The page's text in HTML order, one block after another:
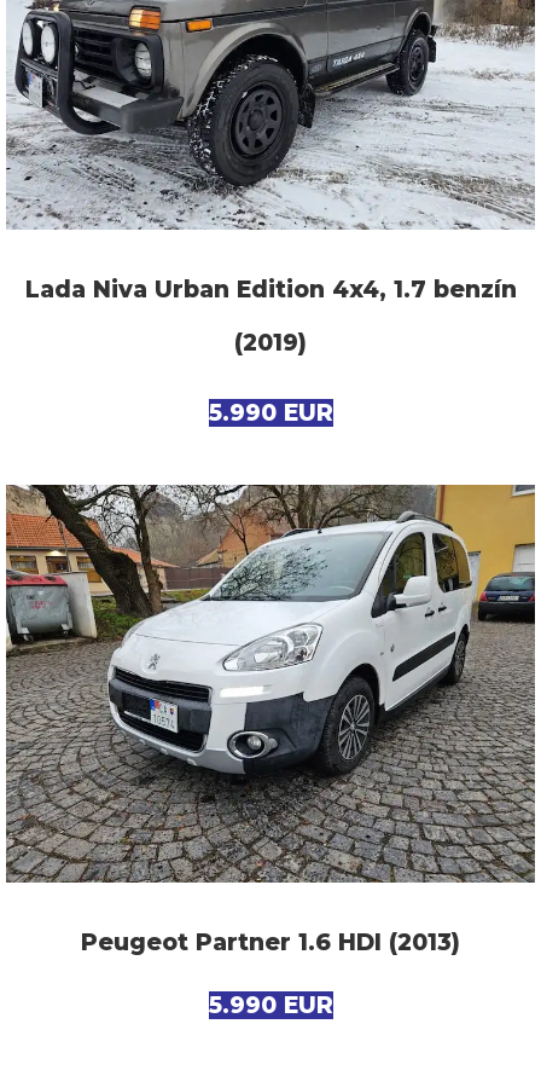
Lada Niva Urban Edition 4x4, 1.7 benzín
(2019)
5.990 EUR
Peugeot Partner 1.6 HDI (2013)
5.990 EUR